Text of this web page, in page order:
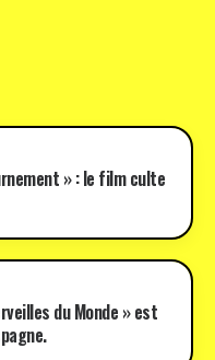
» : le film culte
du Monde » est